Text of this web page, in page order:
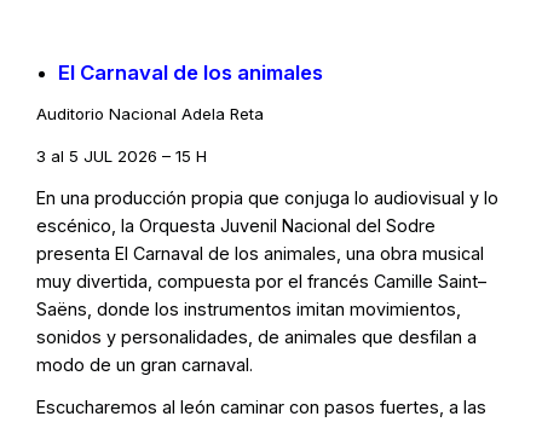
El Carnaval de los animales
Auditorio Nacional Adela Reta
3 al 5 JUL 2026 – 15 H
En una producción propia que conjuga lo audiovisual y lo
escénico, la Orquesta Juvenil Nacional del Sodre
presenta El Carnaval de los animales, una obra musical
muy divertida, compuesta por el francés Camille Saint–
Saëns, donde los instrumentos imitan movimientos,
sonidos y personalidades, de animales que desfilan a
modo de un gran carnaval.
Escucharemos al león caminar con pasos fuertes, a las